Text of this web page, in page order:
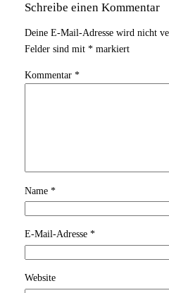
Schreibe einen Kommentar
Deine E-Mail-Adresse wird nicht
Felder sind mit *markiert
Kommentar *
Name *
E-Mail-Adresse *
Website